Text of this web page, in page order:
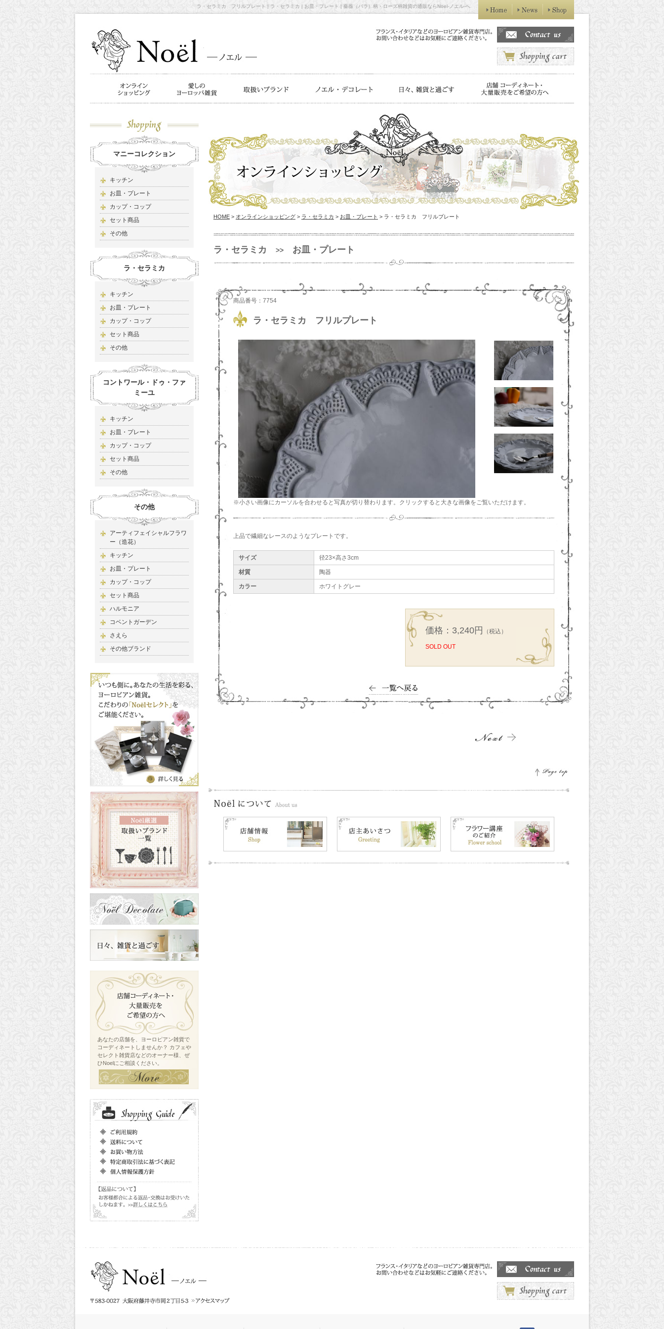
ラ・セラミカ フリルプレート | ラ・セラミカ | お皿・プレート | 薔薇（バラ）柄・ローズ柄雑貨の通販ならNoel-ノエル-へ
マニーコレクション
キッチン
お皿・プレート
カップ・コップ
セット商品
その他
ラ・セラミカ
キッチン
お皿・プレート
カップ・コップ
セット商品
その他
コントワール・ドゥ・ファ
ミーユ
キッチン
お皿・プレート
カップ・コップ
セット商品
その他
その他
アーティフェイシャルフラワ
ー（造花）
キッチン
お皿・プレート
カップ・コップ
セット商品
ハルモニア
コベントガーデン
さえら
その他ブランド
あなたの店舗を、ヨーロピアン雑貨で
コーディネートしませんか？ カフェや
セレクト雑貨店などのオーナー様、ぜ
ひNoelにご相談ください。
HOME > オンラインショッピング > ラ・セラミカ > お皿・プレート > ラ・セラミカ フリルプレート
ラ・セラミカ >> お皿・プレート
商品番号：7754
ラ・セラミカ フリルプレート
※小さい画像にカーソルを合わせると写真が切り替わります。クリックすると大きな画像をご覧いただけます。
上品で繊細なレースのようなプレートです。
サイズ 径23×高さ3cm
材質 陶器
カラー ホワイトグレー
価格：3,240円 （税込）
SOLD OUT